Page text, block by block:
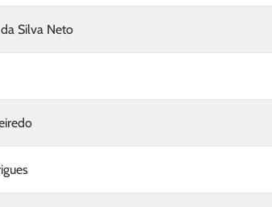
Silva Neto